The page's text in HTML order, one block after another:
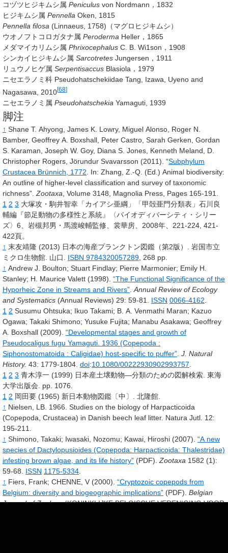
コヅツヒジキムシ属 Peniculus von Nordmann，1832
ヒジキムシ属 Pennella Oken, 1815
Pennella filosa (Linnaeus, 1758) （マグロヒジキムシ）
ウオノフトコロガタナ属 Peroderma Heller，1865
メダマイカリムシ属 Phrixocephalus C. B. Wi1son，1908
シンカイヒジキムシ属 Sarcotretes Jungersen，1911
リュウノヒゲ属 Serpentisaccus Blasiola，1979
ニセエラノミ科 Pseudohatschekiidae Tang, Izawa, Uyeno and
Nagasawa, 2010[68]
ニセエラノミ属 Pseudohatschekia Yamaguti, 1939
脚注
↑ Shane T. Ahyong, James K. Lowry, Miguel Alonso, Roger N.
Bamber, Geoffrey A. Boxshall, Peter Castro, Sarah Gerken, Gordan
S. Karaman, Joseph W. Goy, Diana S. Jones, Kenneth Meland, D.
Christopher Rogers, Jörundur Svavarsson (2011). “Subphylum
Crustacea Brünnich, 1772 . In: Zhang, Z.-Q. (Ed.) Animal biodiversity:
An outline of higher-level classification and survey of taxonomic
richness”. Zootaxa , Volume 3148, Magnolia Press, Pages 165-191.
1 2 3 大塚攻・駒井智幸「カイアシ亜綱」「甲殻亜門分類表」石川良
輔編『節足動物の多様性と系統』〈バイオディバーシティ・シリー
ズ〉6、岩槻邦男・馬渡峻輔監修、裳華房、2008年、221-224, 421-
422頁。
↑ 末友靖隆 (2013) 日本の海産プランクトン図鑑（第2版）. 岩国市立
ミクロ生物館. 山口. ISBN 9784320057289 , 268 pp.
↑ Andrew J. Boulton; Stuart Findlay; Pierre Marmonier; Emily H.
Stanley; H. Maurice Valett (1998). “The Functional Significance of the
Hyporheic Zone in Streams and Rivers” Annual Review of Ecology
and Systematics (Annual Reviews) 29: 59-81. ISSN 0066-4162
1 2 Susumu Ohtsuka; Ikuo Takami; B. A. Venmathi Maran; Kazuo
Ogawa; Takaki Shimono; Yusuke Fujita; Manabu Asakawa; Geoffrey
A. Boxshall (2009). “Developmental stages and growth of
Pseudocaligus fugu Yamaguti. 1936 (Copepoda :
Siphonostomatoida : Caligidae) host-specific to puffer” J. Natural
History. 43: 1779-1804. doi:10.1080/00222930902993757
1 2 3 青木淳一 (1999) 日本産土壌動物―分類のための図解検索. 東海
大学出版会. pp. 1076.
1 2 岡田要 (1965) 新日本動物図鑑〔中〕. 北隆館.
↑ Nielsen, LB. 1966. Studies on the biology of Harpacticoida
(Copepoda, Crustacea) in Danish beech leaf litter. Natura Jutl. 12:
195-211.
↑ Shimono, Takaki; Iwasaki, Nozomu; Kawai, Hiroshi (2007). “A new
species of Dactylopusioides (Copepoda: Harpacticoida: Thalestridae)
infesting brown algae, and its life history” (PDF). Zootaxa 1582 (1):
59-68.
ISSN 1175-5334
↑ Fiers, Frank; CHENNE, V (2000). “Cryptozoic copepods from
Belgium: diversity and biogeographic implications” (PDF). Belgian
Journal of Zoology (KONINKLIJKE BELGISCHE VERENIGING VOOR